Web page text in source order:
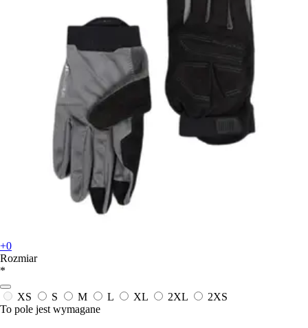
+0
Rozmiar
*
XS S M L XL 2XL
2XS
To pole jest wymagane